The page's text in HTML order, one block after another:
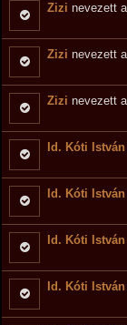
Zizi nevezett a
Zizi nevezett a
Zizi nevezett a
Id. Kóti István
Id. Kóti István
Id. Kóti István
Id. Kóti István